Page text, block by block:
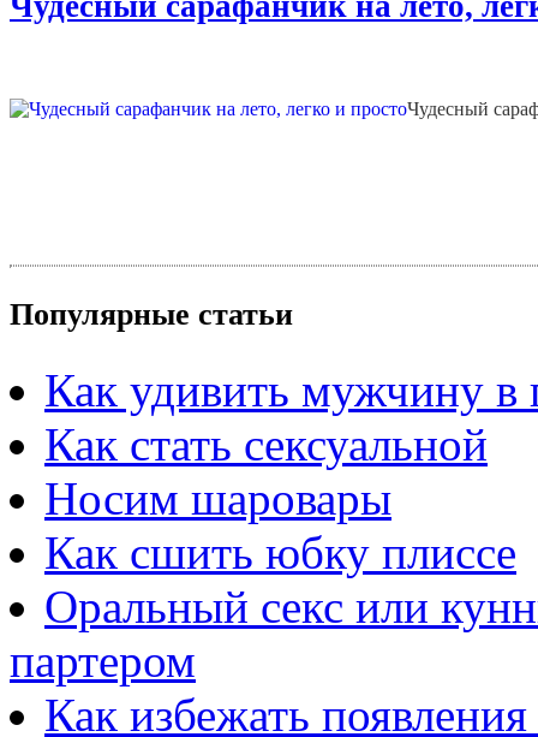
Чудесный
Популярные статьи
Как удивить мужчину в
Как стать сексуальной
Носим шаровары
Как сшить юбку плиссе
Оральный секс или
партером
Как избежать